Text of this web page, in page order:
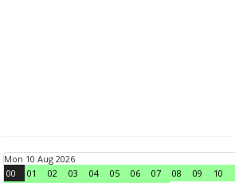
Mon 10 Aug 2026
00
01 02 03 04 05 06 07 08 09 10